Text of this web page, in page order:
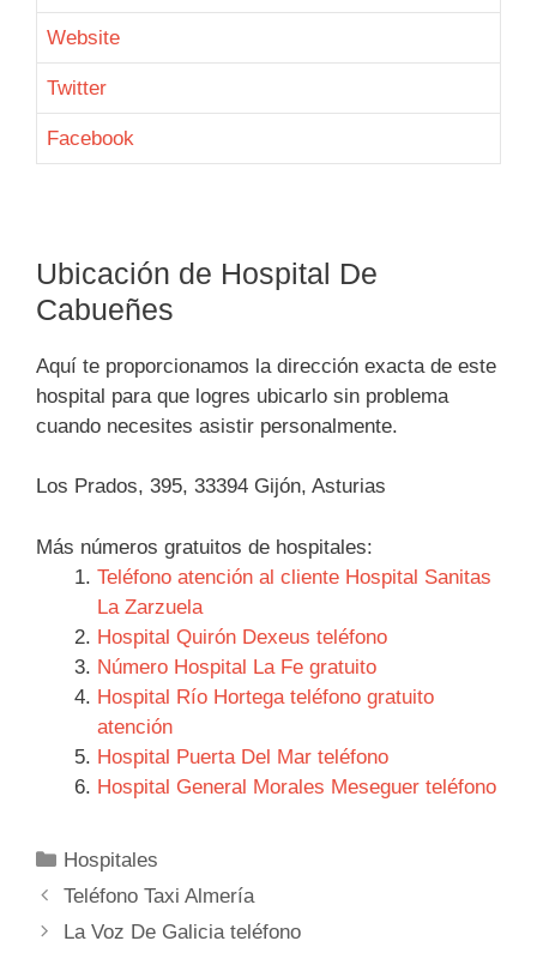
Website
Twitter
Facebook
Ubicación de Hospital De
Cabueñes
Aquí te proporcionamos la dirección exacta de este
hospital para que logres ubicarlo sin problema
cuando necesites asistir personalmente.
Los Prados, 395, 33394 Gijón, Asturias
Más números gratuitos de hospitales:
Teléfono atención al cliente Hospital Sanitas
La Zarzuela
Hospital Quirón Dexeus teléfono
Número Hospital La Fe gratuito
Hospital Río Hortega teléfono gratuito
atención
Hospital Puerta Del Mar teléfono
Hospital General Morales Meseguer teléfono
Categorías
Hospitales
Navegación
de
Teléfono Taxi Almería
La Voz De Galicia teléfono